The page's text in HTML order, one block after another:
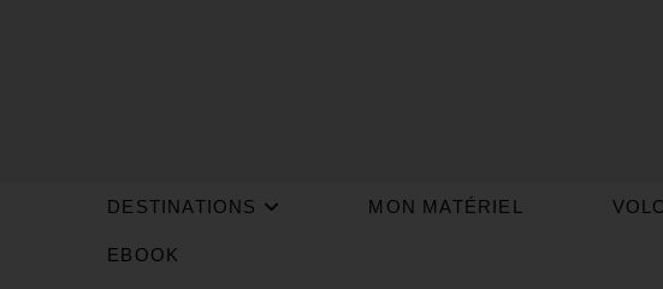
DESTINATIONS MON MATÉRIEL
EBOOK